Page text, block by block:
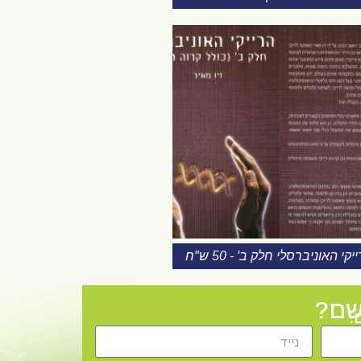
האוניברסלי חלק ב' - 50 ש"ח